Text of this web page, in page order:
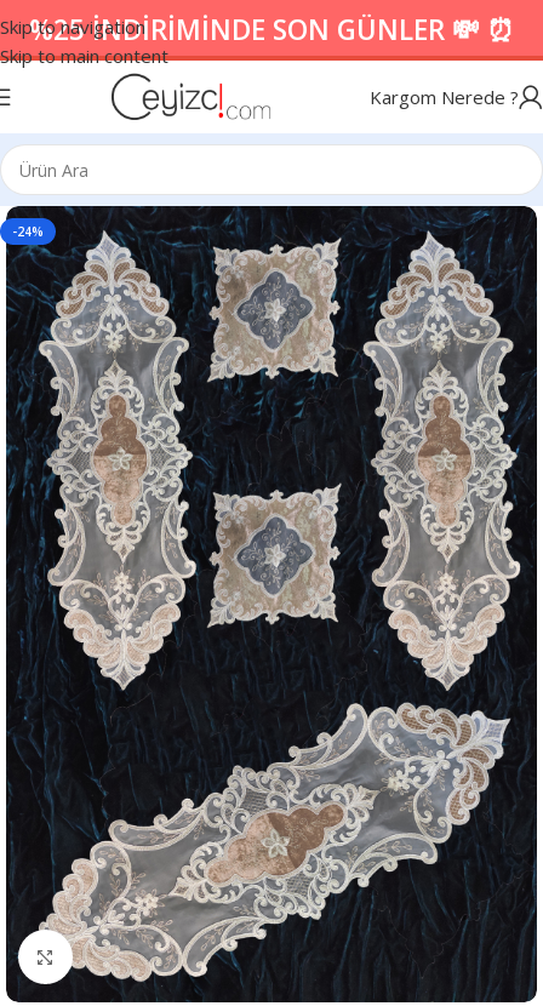
Skip to navigation
Skip to main content
%25 İNDİRİMİNDE SON GÜNLER 💸 ⏰
Kargom Nerede ?
-24%
Resmi Büyüt